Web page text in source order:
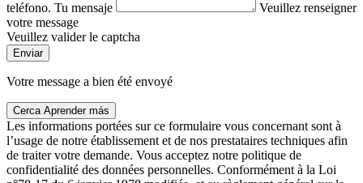
teléfono. Tu mensaje
Veuillez renseigner
votre message
Veuillez valider le captcha
Enviar
Votre message a bien été envoyé
Cerca Aprender más
Les informations portées sur ce formulaire vous concernant sont à
l’usage de notre établissement et de nos prestataires techniques afin
de traiter votre demande. Vous acceptez notre politique de
confidentialité des données personnelles. Conformément à la Loi